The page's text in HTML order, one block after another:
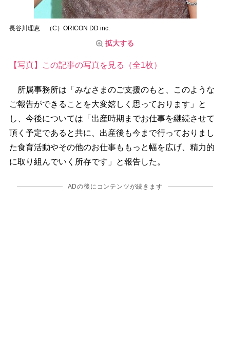
長谷川理恵 （C）ORICON DD inc.
拡大する
【写真】この記事の写真を見る（全1枚）
所属事務所は「みなさまのご支援のもと、このような
ご報告ができることを大変嬉しく思っております」と
し、今後については「出産時期までお仕事を継続させて
頂く予定であると共に、出産後も今まで行っておりまし
た食育活動やその他のお仕事ももっと幅を広げ、精力的
に取り組んでいく所存です」と報告した。
ADの後にコンテンツが続きます